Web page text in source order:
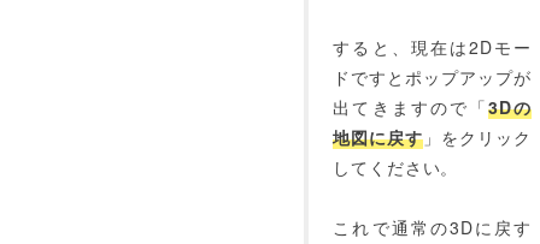
すると、現在は2Dモー
ドですとポップアップが
出てきますので「3Dの
地図に戻す 」をクリック
してください。
これで通常の3Dに戻す